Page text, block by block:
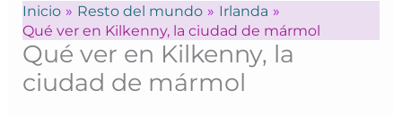
Inicio Resto del mundo
Irlanda
Qué ver en Kilkenny, la ciudad de mármol
Qué ver en Kilkenny, la
ciudad de mármol